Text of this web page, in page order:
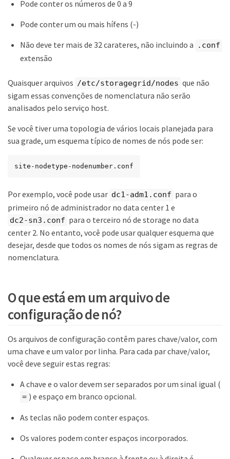
Pode conter os números de 0 a 9
Pode conter um ou mais hífens (-)
Não deve ter mais de 32 carateres, não incluindo a
.conf
extensão
Quaisquer arquivos /etc/storagegrid/nodes que não
sigam essas convenções de nomenclatura não serão
analisados pelo serviço host.
Se você tiver uma topologia de vários locais planejada para
sua grade, um esquema típico de nomes de nós pode ser:
site-nodetype-nodenumber.conf
Por exemplo, você pode usar dc1-adm1.conf para o
primeiro nó de administrador no data center 1 e
dc2-sn3.conf para o terceiro nó de storage no data
center 2. No entanto, você pode usar qualquer esquema que
desejar, desde que todos os nomes de nós sigam as regras de
nomenclatura.
O que está em um arquivo de
configuração de nó?
Os arquivos de configuração contêm pares chave/valor, com
uma chave e um valor por linha. Para cada par chave/valor,
você deve seguir estas regras:
A chave e o valor devem ser separados por um sinal igual (
= ) e espaço em branco opcional.
As teclas não podem conter espaços.
Os valores podem conter espaços incorporados.